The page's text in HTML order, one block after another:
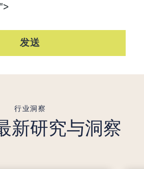
发送
行业洞察
新研究与洞察